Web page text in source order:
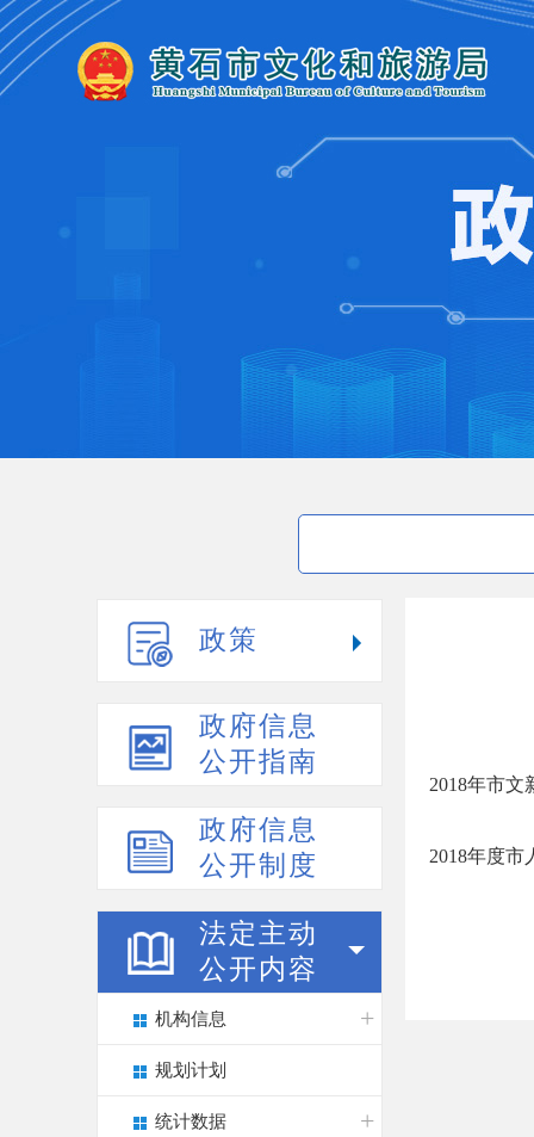
政策
政府信息
公开指南
政府信息
公开制度
法定主动
公开内容
机构信息
规划计划
统计数据
2018年市
2018年度